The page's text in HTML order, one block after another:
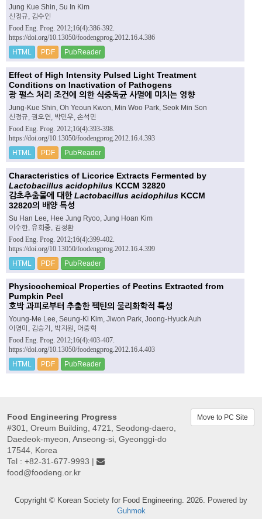
Jung Kue Shin, Su In Kim
신정규, 김수인
Food Eng. Prog. 2012;16(4):386-392.
https://doi.org/10.13050/foodengprog.2012.16.4.386
HTML PDF PubReader
Effect of High Intensity Pulsed Light Treatment
Conditions on Inactivation of Pathogens
광 펄스 처리 조건에 의한 식중독균 사멸에 미치는 영향
Jung-Kue Shin, Oh Yeoun Kwon, Min Woo Park, Seok Min Son
신정규, 권오연, 박민우, 손석민
Food Eng. Prog. 2012;16(4):393-398.
https://doi.org/10.13050/foodengprog.2012.16.4.393
HTML PDF PubReader
Characteristics of Licorice Extracts Fermented by
Lactobacillus acidophilus KCCM 32820
감초추출물에 대한Lactobacillus acidophilus KCCM
32820의 배양 특성
Su Han Lee, Hee Jung Ryoo, Jung Hoan Kim
이수한, 유희중, 김정환
Food Eng. Prog. 2012;16(4):399-402.
https://doi.org/10.13050/foodengprog.2012.16.4.399
HTML PDF PubReader
Physicochemical Properties of Pectins Extracted from
Pumpkin Peel
호박 과피로부터 추출한 펙틴의 물리화학적 특성
Young-Me Lee, Seung-Ki Kim, Jiwon Park, Joong-Hyuck Auh
이영미, 김승기, 박지원, 어중혁
Food Eng. Prog. 2012;16(4):403-407.
https://doi.org/10.13050/foodengprog.2012.16.4.403
HTML PDF PubReader
Food Engineering Progress
#301, Oreum Building, 4721, Seodong-daero,
Daedeok-myeon, Anseong-si, Gyeonggi-do
17544, Korea
Tel : +82-31-677-9993 |
food@foodeng.or.kr
Move to PC Site
Copyright © Korean Society for Food Engineering. 2026. Powered by
Guhmok